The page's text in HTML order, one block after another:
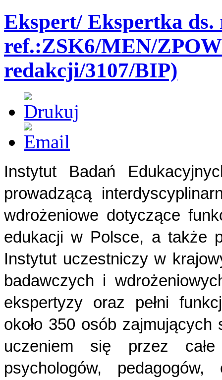
Ekspert/ Ekspertka ds.
ref.:ZSK6/MEN/
redakcji/3107/BIP)
Instytut Badań
prowadzącą
wdrożeniowe dotyczące
edukacji w Polsce, a także
Instytut uczestniczy w
badawczych i
ekspertyzy oraz pełni
około 350 osób
uczeniem się przez całe
psychologów,